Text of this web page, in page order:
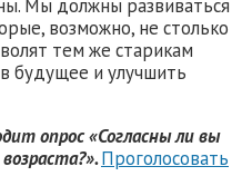
Мы должны развиваться
возможно, не столько
тем же старикам
будущее и улучшить
опрос «Согласны ли вы
Проголосовать